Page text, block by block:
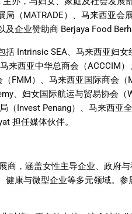
局（MATRADE）、马来西亚会
及企业赞助商 Berjaya Food
括 Intrinsic SEA 、马来西亚妇
马来西亚中华总商会（ACCCIM
（FMM）、马来西亚国际商会（
、妇女国际航运与贸易协会（
（Invest Penang）、马来西亚
担任媒体伙伴。
商，涵盖女性主导企业、政府
健康与微型企业等多元领域。